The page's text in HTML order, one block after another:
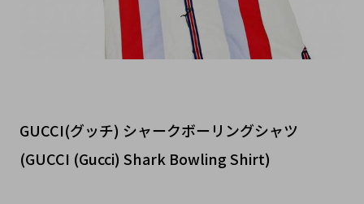
GUCCI(グッチ) シャークボーリングシャツ
(GUCCI (Gucci) Shark Bowling Shirt)